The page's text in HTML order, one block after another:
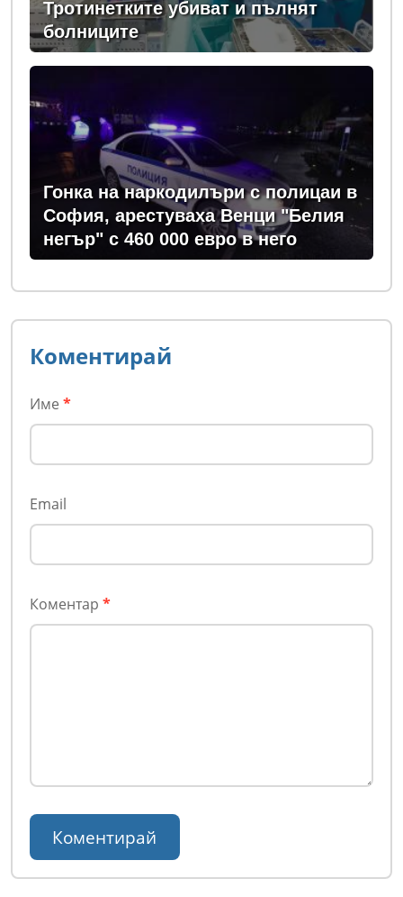
Тротинетките убиват и пълнят
болниците
Гонка на наркодилъри с полицаи в
София, арестуваха Венци "Белия
негър" с 460 000 евро в него
Коментирай
Име *
Email
Коментар *